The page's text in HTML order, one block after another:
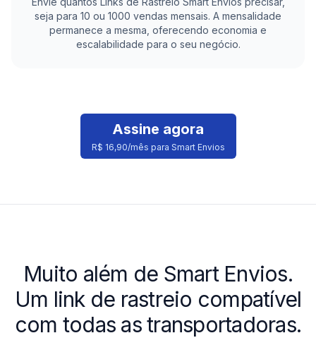
seja para 10 ou 1000 vendas mensais. A mensalidade
permanece a mesma, oferecendo economia e
escalabilidade para o seu negócio.
Assine agora
R$ 16,90/mês para Smart Envios
Muito além de Smart Envios.
Um link de rastreio compatível
com todas as transportadoras.